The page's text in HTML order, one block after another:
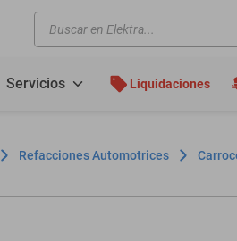
Buscar en Elektra...
Servicios Liquidaciones
Refacciones Automotrices
motos